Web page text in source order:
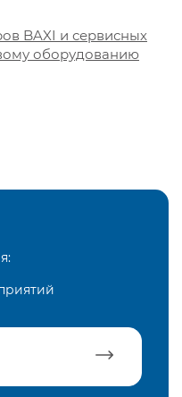
BAXI и сервисных
оборудованию